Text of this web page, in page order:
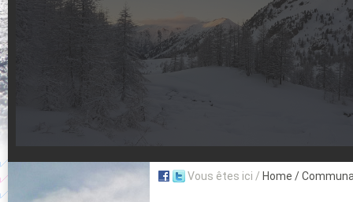
Aujourd'hui : T° Min : T° Max : °C |
Suivez en direct l'actualité des stations
Vous êtes ici / Home /